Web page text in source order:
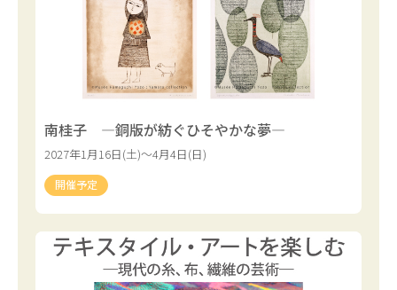
南桂子 ―銅版が紡ぐひそやかな夢―
2027年1月16日(土)～4月4日(日)
開催予定